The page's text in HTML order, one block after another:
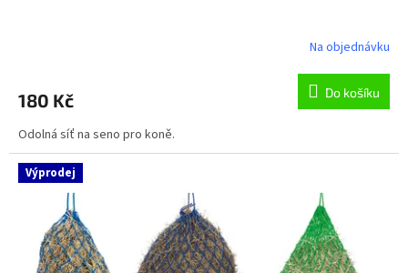
Na objednávku
180 Kč Do košíku
Odolná síť na seno pro koně.
Výprodej